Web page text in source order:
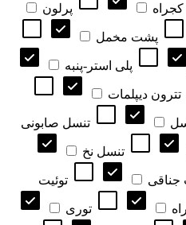
کجراه پرلون
پشت مخمل
پلی استر-پنبه
تترون دیپلمات
تنسل صابونی
تنسل نخ
جناقی توئیت
توری